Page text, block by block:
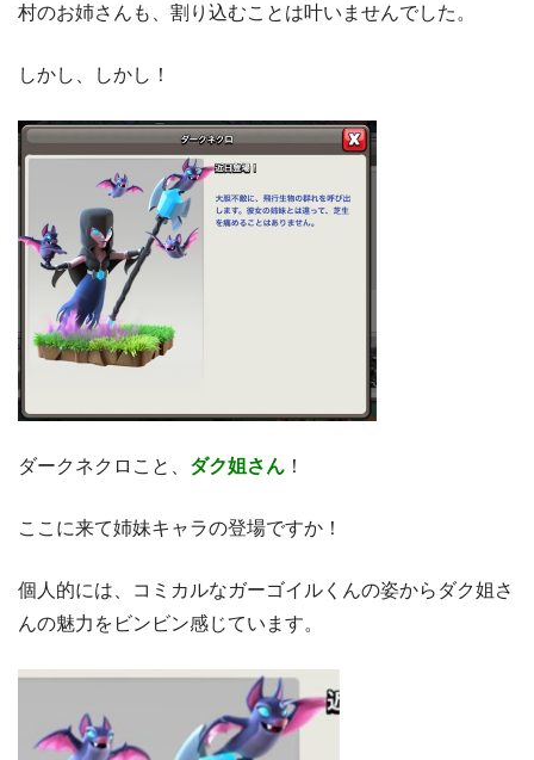
村のお姉さんも、割り込むことは叶いませんでした。
しかし、しかし！
ダークネクロこと、 ダク姐さん ！
ここに来て姉妹キャラの登場ですか！
個人的には、コミカルなガーゴイルくんの姿からダク姐さ
んの魅力をビンビン感じています。